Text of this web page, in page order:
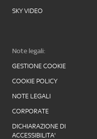
SKY VIDEO
Note legali:
GESTIONE COOKIE
COOKIE POLICY
NOTE LEGALI
CORPORATE
DICHIARAZIONE DI
ACCESSIBILITA'